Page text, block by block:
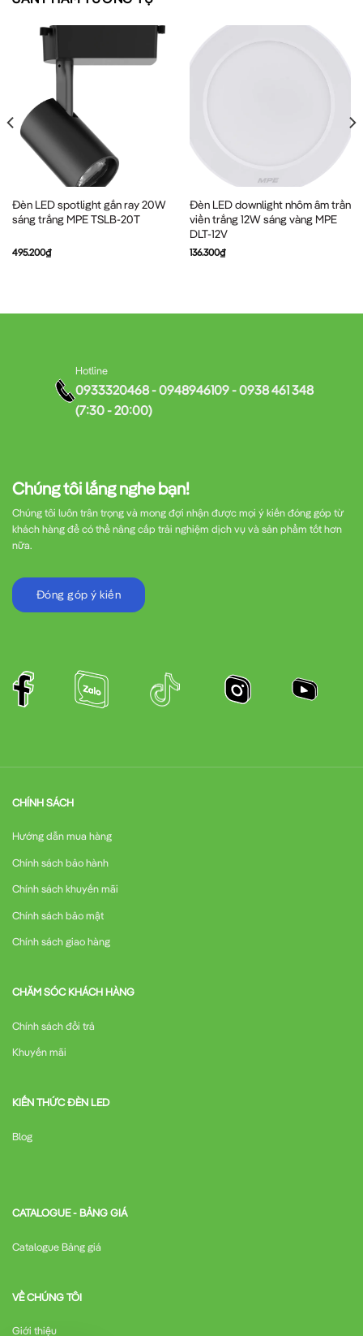
Đèn LED spotlight gắn ray 20W
sáng trắng MPE TSLB-20T
495.200₫
Đèn LED downlight nhôm âm trần
viền trắng 12W sáng vàng MPE
DLT-12V
136.300₫
Chúng tôi lắng nghe bạn!
Chúng tôi luôn trân trọng và mong đợi nhận được mọi ý kiến đóng góp từ
khách hàng để có thể nâng cấp trải nghiệm dịch vụ và sản phẩm tốt hơn
nữa.
Đóng góp ý kiến
Hotline
0933320468 - 0948946109 - 0938 461 348
(7:30 - 20:00)
CHÍNH SÁCH
Hướng dẫn mua hàng
Chính sách bảo hành
Chính sách khuyến mãi
Chính sách bảo mật
Chính sách giao hàng
CHĂM SÓC KHÁCH HÀNG
Chính sách đổi trả
Khuyến mãi
KIẾN THỨC ĐÈN LED
Blog
CATALOGUE - BẢNG GIÁ
Catalogue Bảng giá
VỀ CHÚNG TÔI
Giới thiệu